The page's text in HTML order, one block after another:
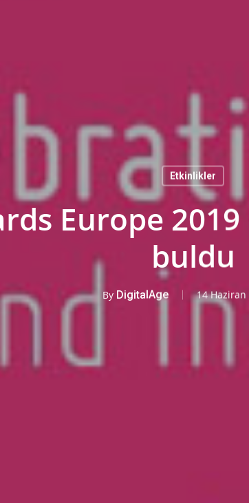
Etkinlikler
Europe
buldu
By DigitalAge 14 Haziran